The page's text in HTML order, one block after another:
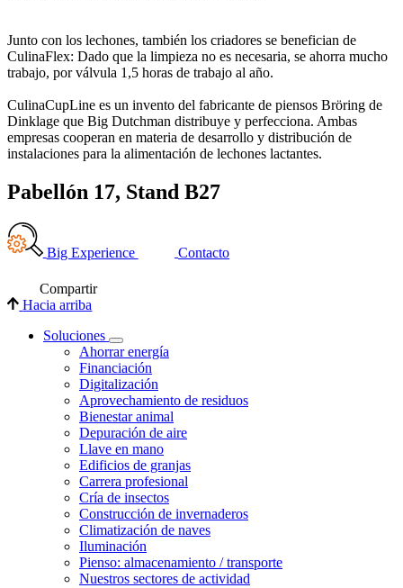
Junto con los lechones, también los criadores se benefician de
CulinaFlex: Dado que la limpieza no es necesaria, se ahorra mucho
trabajo, por válvula 1,5 horas de trabajo al año.
CulinaCupLine es un invento del fabricante de piensos Bröring de
Dinklage que Big Dutchman distribuye y perfecciona. Ambas
empresas cooperan en materia de desarrollo y distribución de
instalaciones para la alimentación de lechones lactantes.
Pabellón 17, Stand B27
Big Experience Contacto
Compartir
Hacia arriba
Soluciones
Ahorrar energía
Financiación
Digitalización
Aprovechamiento de residuos
Bienestar animal
Depuración de aire
Llave en mano
Edificios de granjas
Carrera profesional
Cría de insectos
Construcción de invernaderos
Climatización de naves
Iluminación
Pienso: almacenamiento / transporte
Nuestros sectores de actividad